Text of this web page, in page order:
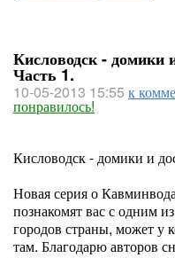
Кисловодск - домики
Часть 1.
10-05-2013 15:55 к
понравилось!
Кисловодск - домики и
Новая серия о
познакомят вас с одним
городов страны, может у
там. Благодарю авторов